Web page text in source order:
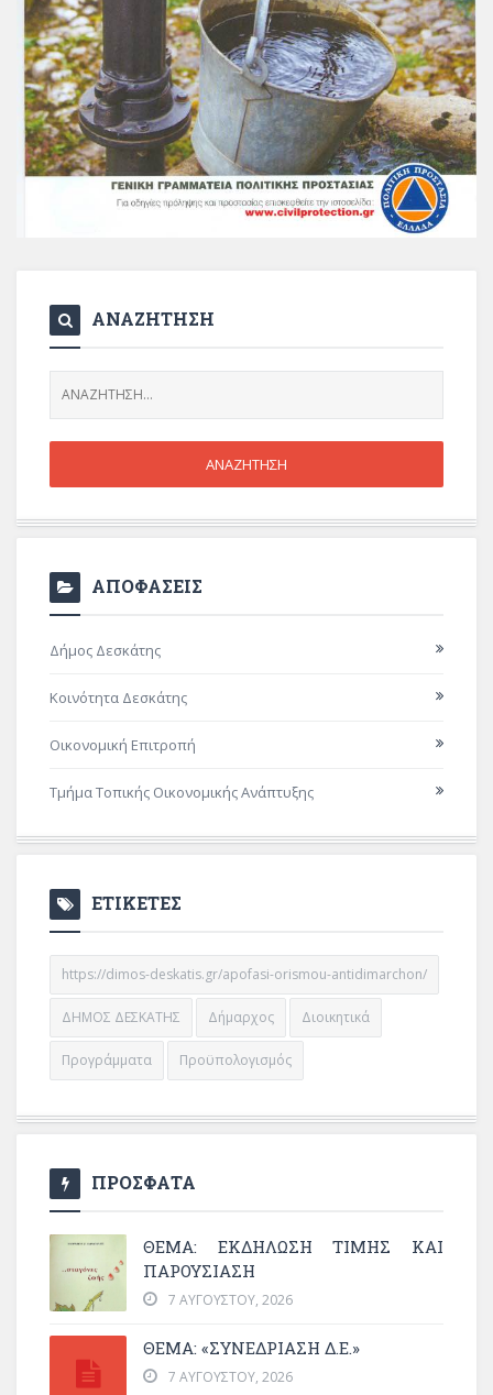
ΑΝΑΖΗΤΗΣΗ
ΑΠΟΦΑΣΕΙΣ
Δήμος Δεσκάτης
Κοινότητα Δεσκάτης
Οικονομική Επιτροπή
Τμήμα Τοπικής Οικονομικής Ανάπτυξης
ΕΤΙΚΕΤΕΣ
https://dimos-deskatis.gr/apofasi-orismou-antidimarchon/
ΔΗΜΟΣ ΔΕΣΚΑΤΗΣ Δήμαρχος Διοικητικά
Προγράμματα Προϋπολογισμός
ΠΡΟΣΦΑΤΑ
ΘΈΜΑ: ΕΚΔΉΛΩΣΗ ΤΙΜΉΣ ΚΑΙ
ΠΑΡΟΥΣΊΑΣΗ
7 ΑΥΓΟΎΣΤΟΥ, 2026
ΘΕΜΑ: «ΣΥΝΕΔΡΊΑΣΗ Δ.Ε.»
7 ΑΥΓΟΎΣΤΟΥ, 2026